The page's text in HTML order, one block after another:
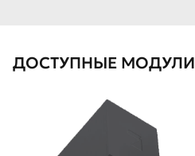
ДОСТУПНЫЕ МОДУЛИ